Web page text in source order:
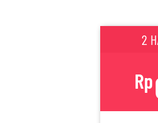
2
Rp